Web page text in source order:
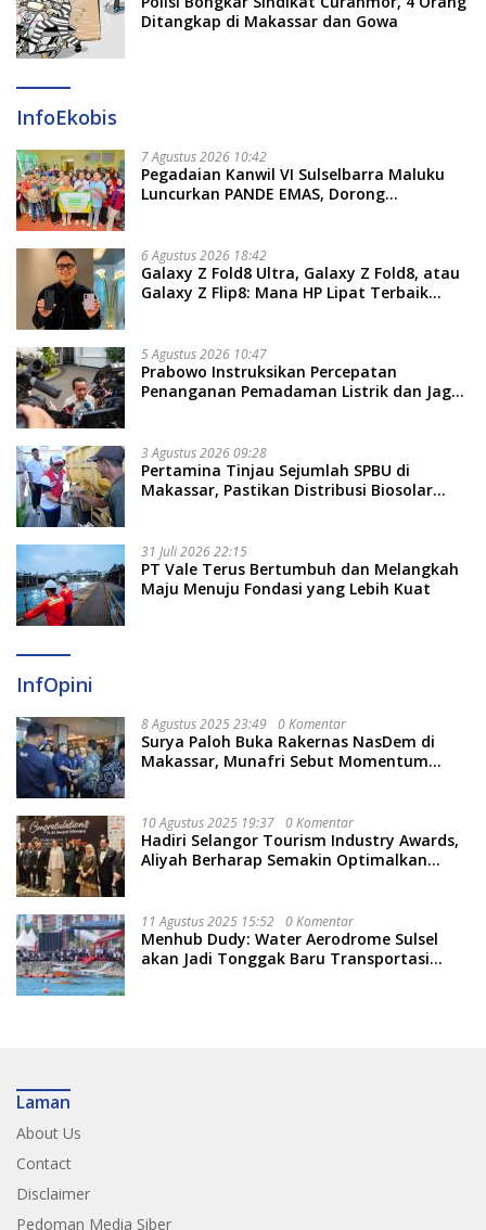
Ditangkap di Makassar dan Gowa
InfoEkobis
7 Agustus 2026 10:42
Pegadaian Kanwil VI Sulselbarra Maluku
Luncurkan PANDE EMAS, Dorong
6 Agustus 2026 18:42
Galaxy Z Fold8 Ultra, Galaxy Z Fold8, atau
Galaxy Z Flip8: Mana HP Lipat Terbaik
5 Agustus 2026 10:47
Prabowo Instruksikan Percepatan
Penanganan Pemadaman Listrik dan Jaga
3 Agustus 2026 09:28
Pertamina Tinjau Sejumlah SPBU di
Makassar, Pastikan Distribusi Biosolar
31 Juli 2026 22:15
PT Vale Terus Bertumbuh dan Melangkah
Maju Menuju Fondasi yang Lebih Kuat
InfOpini
8 Agustus 2025 23:49 0 Komentar
Surya Paloh Buka Rakernas NasDem di
Makassar, Munafri Sebut Momentum
10 Agustus 2025 19:37 0 Komentar
Hadiri Selangor Tourism Industry Awards,
Aliyah Berharap Semakin Optimalkan
11 Agustus 2025 15:52 0 Komentar
Menhub Dudy: Water Aerodrome Sulsel
akan Jadi Tonggak Baru Transportasi
Laman
About Us
Contact
Disclaimer
Pedoman Media Siber